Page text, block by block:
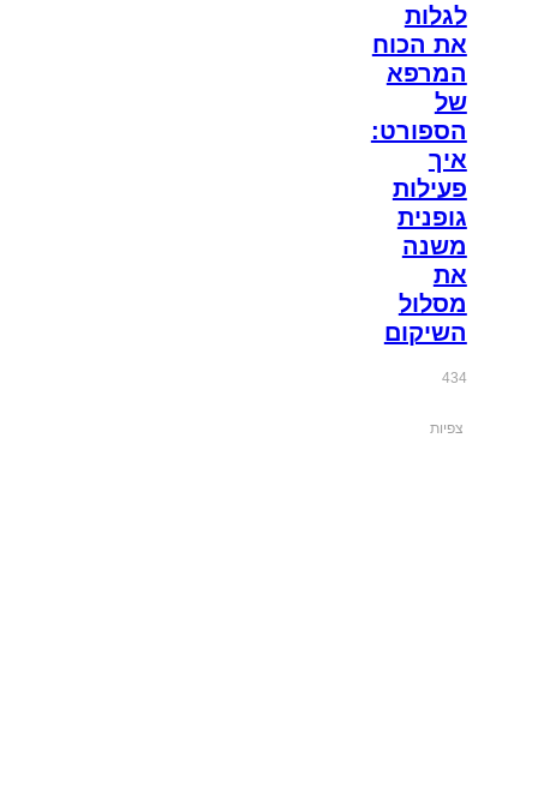
לגלות
את הכוח
המרפא
של
הספורט:
איך
פעילות
גופנית
משנה
את
מסלול
השיקום
434
צפיות